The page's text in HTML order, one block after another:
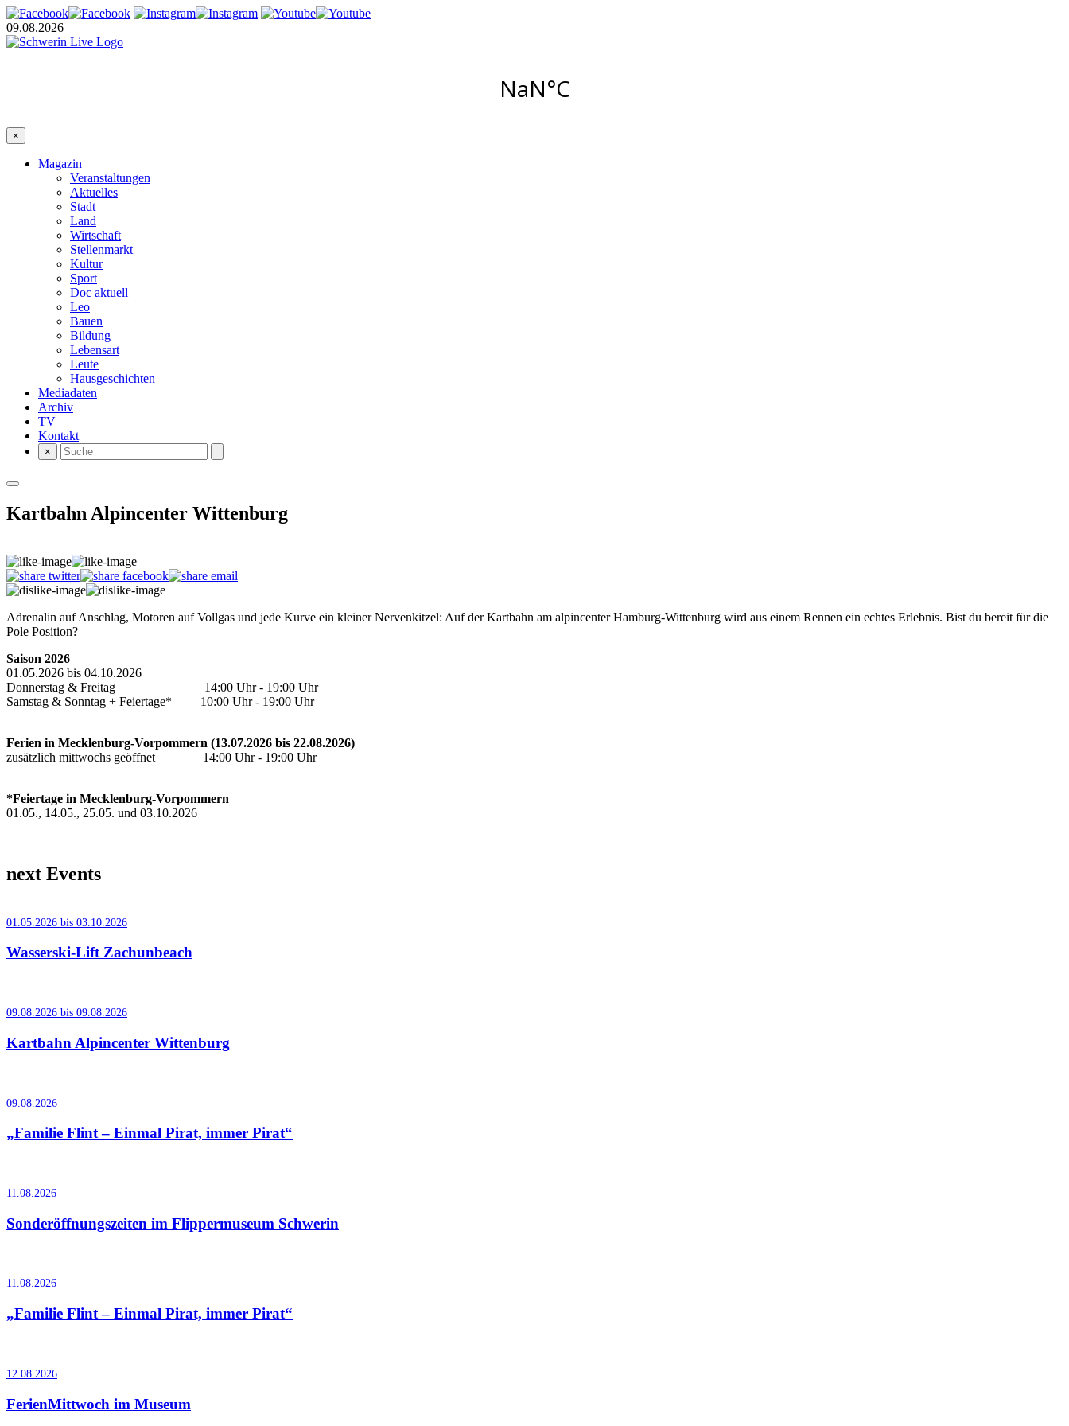
09.08.2026
×
Magazin
Veranstaltungen
Aktuelles
Stadt
Land
Wirtschaft
Stellenmarkt
Kultur
Sport
Doc aktuell
Leo
Bauen
Bildung
Lebensart
Leute
Hausgeschichten
Mediadaten
Archiv
TV
Kontakt
×
Kartbahn Alpincenter Wittenburg
Adrenalin auf Anschlag, Motoren auf Vollgas und jede Kurve ein kleiner Nervenkitzel: Auf der Kartbahn am alpincenter Hamburg-Wittenburg wird aus einem Rennen ein echtes Erlebnis. Bist du bereit für die
Pole Position?
Saison 2026
01.05.2026 bis 04.10.2026
Donnerstag & Freitag 14:00 Uhr - 19:00 Uhr
Samstag & Sonntag + Feiertage* 10:00 Uhr - 19:00 Uhr
Ferien in Mecklenburg-Vorpommern (13.07.2026 bis 22.08.2026)
zusätzlich mittwochs geöffnet 14:00 Uhr - 19:00 Uhr
*Feiertage in Mecklenburg-Vorpommern
01.05., 14.05., 25.05. und 03.10.2026
next Events
01.05.2026 bis 03.10.2026
Wasserski-Lift Zachunbeach
09.08.2026 bis 09.08.2026
Kartbahn Alpincenter Wittenburg
09.08.2026
„Familie Flint – Einmal Pirat, immer Pirat“
11.08.2026
Sonderöffnungszeiten im Flippermuseum Schwerin
11.08.2026
„Familie Flint – Einmal Pirat, immer Pirat“
12.08.2026
FerienMittwoch im Museum